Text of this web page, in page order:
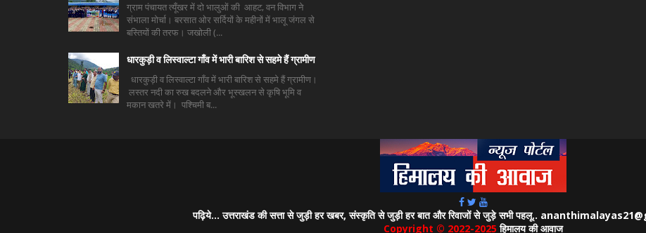
ग्राम पंचायत त्यूँखर में दो भालुओं की आहट, वन विभाग ने
संभाला मोर्चा। बरसात ओर सर्दियों के महीनों में भालू जंगल से
बस्तियों की तरफ। जखोली (...
धारकुड़ी व लिस्वाल्टा गाँव में भारी बारिश से सहमे हैं ग्रामीण
धारकुड़ी व लिस्वाल्टा गाँव में भारी बारिश से सहमे हैं ग्रामीण।
लस्तर नदी का रुख बदलने और भूस्खलन से कृषि भूमि व
मकान खतरे में। पश्चिमी ब...
पढ़िये... उत्तराखंड की सत्ता से जुड़ी हर खबर, संस्कृति से जुड़ी हर बात और रिवाजों से जुड़े सभी पहलू..
Copyright © 2022-2025हिमालय की आवाज